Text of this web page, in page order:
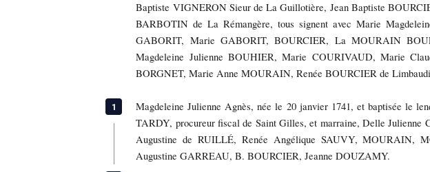
Baptiste VIGNERON Sieur de La Guillotière, Jean Baptiste
BARBOTIN de La Rémangère, tous signent avec Marie
GABORIT, Marie GABORIT, BOURCIER, La MOURAIN
Magdeleine Julienne BOUHIER, Marie COURIVAUD, Marie
BORGNET, Marie Anne MOURAIN, Renée BOURCIER de
Magdeleine Julienne Agnès, née le 20 janvier 1741, et baptisée le
TARDY, procureur fiscal de Saint Gilles, et marraine, Delle Julienne
Augustine de RUILLÉ, Renée Angélique SAUVY, MOURAIN,
Augustine GARREAU, B. BOURCIER, Jeanne DOUZAMY.